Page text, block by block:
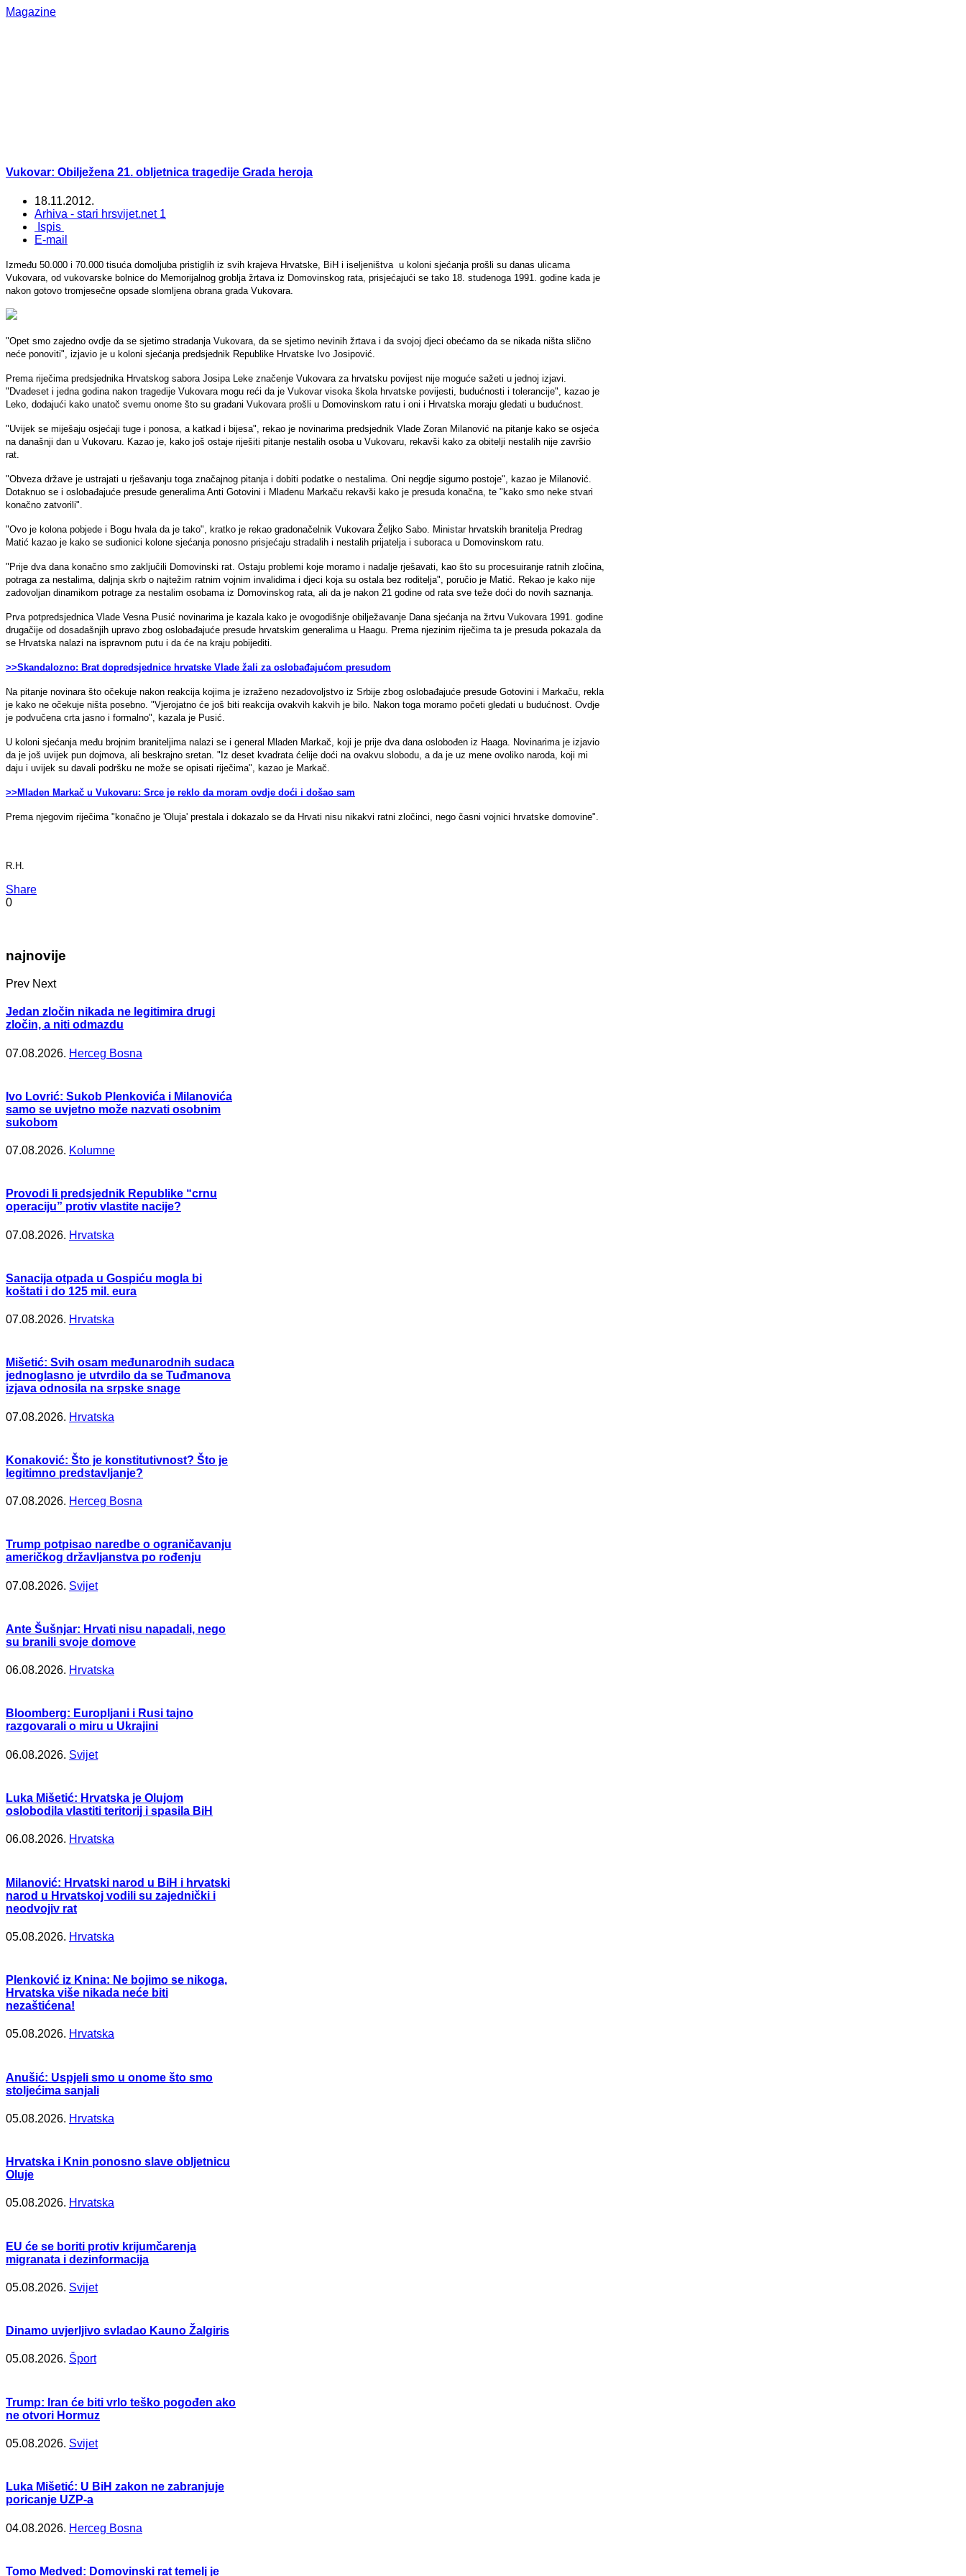
Magazine
Vukovar: Obilježena 21. obljetnica tragedije Grada heroja
18.11.2012.
Arhiva - stari hrsvijet.net 1
Ispis
E-mail
Između 50.000 i 70.000 tisuća domoljuba pristiglih iz svih krajeva Hrvatske, BiH i iseljeništva u koloni sjećanja prošli su danas ulicama
Vukovara, od vukovarske bolnice do Memorijalnog groblja žrtava iz Domovinskog rata, prisjećajući se tako 18. studenoga 1991. godine kada je
nakon gotovo tromjesečne opsade slomljena obrana grada Vukovara.
"Opet smo zajedno ovdje da se sjetimo stradanja Vukovara, da se sjetimo nevinih žrtava i da svojoj djeci obećamo da se nikada ništa slično
neće ponoviti", izjavio je u koloni sjećanja predsjednik Republike Hrvatske Ivo Josipović.
Prema riječima predsjednika Hrvatskog sabora Josipa Leke značenje Vukovara za hrvatsku povijest nije moguće sažeti u jednoj izjavi.
"Dvadeset i jedna godina nakon tragedije Vukovara mogu reći da je Vukovar visoka škola hrvatske povijesti, budućnosti i tolerancije", kazao je
Leko, dodajući kako unatoč svemu onome što su građani Vukovara prošli u Domovinskom ratu i oni i Hrvatska moraju gledati u budućnost.
"Uvijek se miješaju osjećaji tuge i ponosa, a katkad i bijesa", rekao je novinarima predsjednik Vlade Zoran Milanović na pitanje kako se osjeća
na današnji dan u Vukovaru. Kazao je, kako još ostaje riješiti pitanje nestalih osoba u Vukovaru, rekavši kako za obitelji nestalih nije završio
rat.
"Obveza države je ustrajati u rješavanju toga značajnog pitanja i dobiti podatke o nestalima. Oni negdje sigurno postoje", kazao je Milanović.
Dotaknuo se i oslobađajuće presude generalima Anti Gotovini i Mladenu Markaču rekavši kako je presuda konačna, te "kako smo neke stvari
konačno zatvorili".
"Ovo je kolona pobjede i Bogu hvala da je tako", kratko je rekao gradonačelnik Vukovara Željko Sabo. Ministar hrvatskih branitelja Predrag
Matić kazao je kako se sudionici kolone sjećanja ponosno prisjećaju stradalih i nestalih prijatelja i suboraca u Domovinskom ratu.
"Prije dva dana konačno smo zaključili Domovinski rat. Ostaju problemi koje moramo i nadalje rješavati, kao što su procesuiranje ratnih zločina,
potraga za nestalima, daljnja skrb o najtežim ratnim vojnim invalidima i djeci koja su ostala bez roditelja", poručio je Matić. Rekao je kako nije
zadovoljan dinamikom potrage za nestalim osobama iz Domovinskog rata, ali da je nakon 21 godine od rata sve teže doći do novih saznanja.
Prva potpredsjednica Vlade Vesna Pusić novinarima je kazala kako je ovogodišnje obilježavanje Dana sjećanja na žrtvu Vukovara 1991. godine
drugačije od dosadašnjih upravo zbog oslobađajuće presude hrvatskim generalima u Haagu. Prema njezinim riječima ta je presuda pokazala da
se Hrvatska nalazi na ispravnom putu i da će na kraju pobijediti.
>>Skandalozno: Brat dopredsjednice hrvatske Vlade žali za oslobađajućom presudom
Na pitanje novinara što očekuje nakon reakcija kojima je izraženo nezadovoljstvo iz Srbije zbog oslobađajuće presude Gotovini i Markaču, rekla
je kako ne očekuje ništa posebno. "Vjerojatno će još biti reakcija ovakvih kakvih je bilo. Nakon toga moramo početi gledati u budućnost. Ovdje
je podvučena crta jasno i formalno", kazala je Pusić.
U koloni sjećanja među brojnim braniteljima nalazi se i general Mladen Markač, koji je prije dva dana oslobođen iz Haaga. Novinarima je izjavio
da je još uvijek pun dojmova, ali beskrajno sretan. "Iz deset kvadrata ćelije doći na ovakvu slobodu, a da je uz mene ovoliko naroda, koji mi
daju i uvijek su davali podršku ne može se opisati riječima", kazao je Markač.
>>Mladen Markač u Vukovaru: Srce je reklo da moram ovdje doći i došao sam
Prema njegovim riječima "konačno je 'Oluja' prestala i dokazalo se da Hrvati nisu nikakvi ratni zločinci, nego časni vojnici hrvatske domovine".
R.H.
Share
0
najnovije
Prev Next
Jedan zločin nikada ne legitimira drugi
zločin, a niti odmazdu
07.08.2026. Herceg Bosna
Ivo Lovrić: Sukob Plenkovića i Milanovića
samo se uvjetno može nazvati osobnim
sukobom
07.08.2026. Kolumne
Provodi li predsjednik Republike “crnu
operaciju” protiv vlastite nacije?
07.08.2026. Hrvatska
Sanacija otpada u Gospiću mogla bi
koštati i do 125 mil. eura
07.08.2026. Hrvatska
Mišetić: Svih osam međunarodnih sudaca
jednoglasno je utvrdilo da se Tuđmanova
izjava odnosila na srpske snage
07.08.2026. Hrvatska
Konaković: Što je konstitutivnost? Što je
legitimno predstavljanje?
07.08.2026. Herceg Bosna
Trump potpisao naredbe o ograničavanju
američkog državljanstva po rođenju
07.08.2026. Svijet
Ante Šušnjar: Hrvati nisu napadali, nego
su branili svoje domove
06.08.2026. Hrvatska
Bloomberg: Europljani i Rusi tajno
razgovarali o miru u Ukrajini
06.08.2026. Svijet
Luka Mišetić: Hrvatska je Olujom
oslobodila vlastiti teritorij i spasila BiH
06.08.2026. Hrvatska
Milanović: Hrvatski narod u BiH i hrvatski
narod u Hrvatskoj vodili su zajednički i
neodvojiv rat
05.08.2026. Hrvatska
Plenković iz Knina: Ne bojimo se nikoga,
Hrvatska više nikada neće biti
nezaštićena!
05.08.2026. Hrvatska
Anušić: Uspjeli smo u onome što smo
stoljećima sanjali
05.08.2026. Hrvatska
Hrvatska i Knin ponosno slave obljetnicu
Oluje
05.08.2026. Hrvatska
EU će se boriti protiv krijumčarenja
migranata i dezinformacija
05.08.2026. Svijet
Dinamo uvjerljivo svladao Kauno Žalgiris
05.08.2026. Šport
Trump: Iran će biti vrlo teško pogođen ako
ne otvori Hormuz
05.08.2026. Svijet
Luka Mišetić: U BiH zakon ne zabranjuje
poricanje UZP-a
04.08.2026. Herceg Bosna
Tomo Medved: Domovinski rat temelj je